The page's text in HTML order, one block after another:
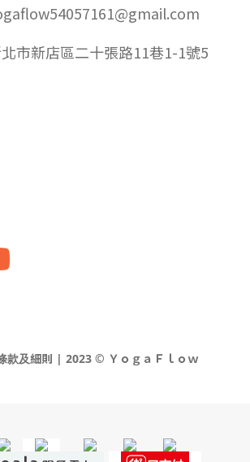
市新店區二十張路11巷1-1號5
款及細則 | 2023 © ＹｏｇａＦｌｏｗ